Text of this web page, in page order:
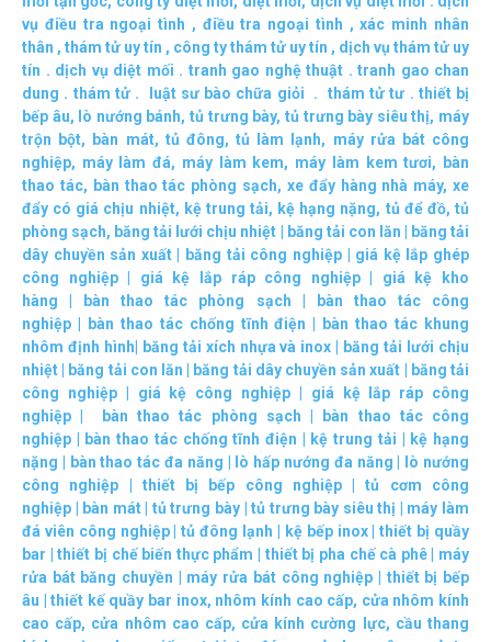
vụ điều tra ngoại tình , điều tra ngoại tình ,xác minh nhân
thân , thám tử uy tín , công ty thám tử uy tín , dịch vụ thám tử uy
tín . dịch vụ diệt mối . tranh gao nghệ thuật . tranh gao chan
dung . thám tử. luật sư bào chữa giỏi . thám tử tư . thiết bị
bếp âu, lò nướng bánh,tủ trưng bày, tủ trưng bày siêu thị, máy
trộn bột, bàn mát, tủ đông,tủ làm lạnh, máy rửa bát công
nghiệp, máy làm đá, máy làm kem, máy làm kem tươi,
bàn
thao tác, bàn thao tác phòng sạch, xe đẩy hàng nhà máy,xe
đẩy có giá chịu nhiệt, kệ trung tải, kệ hạng nặng, tủ để đồ,tủ
phòng sạch, băng tải lưới chịu nhiệt băng tải con lăn
băng tải
dây chuyền sản xuất| băng tải công nghiệp| giá kệ lắp ghép
công nghiệp| giá kệ lắp ráp công nghiệp| giá kệ kho
hàng
bàn thao tác phòng sạch
bàn thao tác công
nghiệp
bàn thao tác chống tĩnh điện
bàn thao tác khung
nhôm định hình
băng tải xích nhựa và inox
băng tải lưới chịu
nhiệt
băng tải con lăn băng tải dây chuyền sản xuất
băng tải
công nghiệp| giá kệ công nghiệp
giá kệ lắp ráp công
nghiệp
bàn thao tác phòng sạch
bàn thao tác công
nghiệp
bàn thao tác chống tĩnh điện kệ trung tải
kệ hạng
nặng
bàn thao tác đa năng lò hấp nướng đa năng
lò nướng
công nghiệp
thiết bị bếp công nghiệp|tủ cơm công
nghiệp
bàn mát| tủ trưng bày|tủ trưng bày siêu thị
máy làm
đá viên công nghiệp|tủ đông lạnh kệ bếp inox|thiết bị quầy
bar |thiết bị chế biến thực phẩm thiết bị pha chế cà phê| máy
rửa bát băng chuyền
máy rửa bát công nghiệp
thiết bị bếp
âu |thiết kế quầy bar inox, nhôm kính cao cấp, cửa nhôm kính
cao cấp, cửa nhôm cao cấp, cửa kính cường lực, cầu thang